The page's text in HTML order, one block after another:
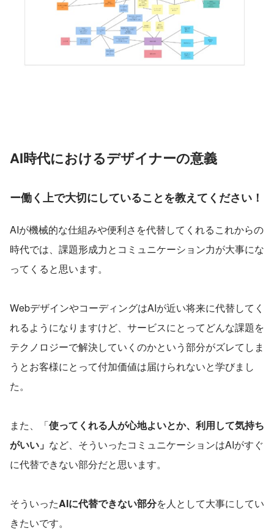
AI時代におけるデザイナーの意義
ー働く上で大切にしていることを教えてください！
AIが機械的な仕組みや便利さを代替してくれるこれからの
時代では、課題形成力とコミュニケーション力が大事にな
ってくると思います。
WebデザインやコーディングはAIが近い将来に代替してく
れるようになりますけど、サービスにとってどんな課題を
テクノロジーで解決していくのかという部分がズレてしま
うとお客様にとって付加価値は届けられないと学びまし
た。
また、「使ってくれる人が心地よいとか、利用して気持ち
がいい」 など、そういったコミュニケーションはAIがすぐ
に代替できない部分だと思います。
そういったAIに代替できない部分を人として大事にしてい
きたいです。